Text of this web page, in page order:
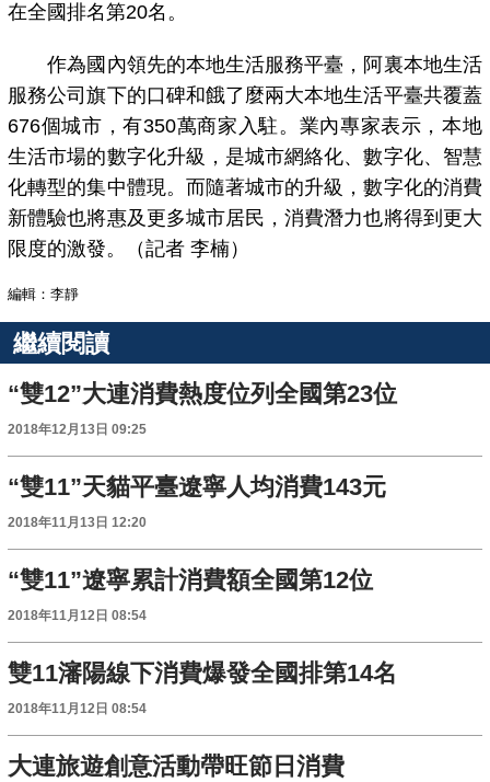
在全國排名第20名。
作為國內領先的本地生活服務平臺，阿裏本地生活
服務公司旗下的口碑和餓了麼兩大本地生活平臺共覆蓋
676個城市，有350萬商家入駐。業內專家表示，本地
生活市場的數字化升級，是城市網絡化、數字化、智慧
化轉型的集中體現。而隨著城市的升級，數字化的消費
新體驗也將惠及更多城市居民，消費潛力也將得到更大
限度的激發。（記者 李楠）
編輯：李靜
繼續閱讀
“雙12”大連消費熱度位列全國第23位
2018年12月13日 09:25
“雙11”天貓平臺遼寧人均消費143元
2018年11月13日 12:20
“雙11”遼寧累計消費額全國第12位
2018年11月12日 08:54
雙11瀋陽線下消費爆發全國排第14名
2018年11月12日 08:54
大連旅遊創意活動帶旺節日消費